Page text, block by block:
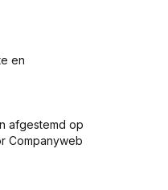
en
afgestemd op
Companyweb